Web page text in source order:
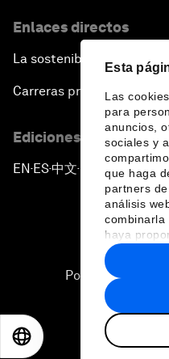
Esta
Las
para
anuncios,
sociales y
que haga
partners
análisis
combinarla
haya
recopilado
hecho de
Enlaces directos
La sostenibilidad en el Foro
Carreras profesionales
Ediciones en otros
EN ▪ES▪中文▪ 日本語
Política de
2026 Foro